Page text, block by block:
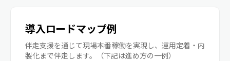
導入ロードマップ例
伴走支援を通じて現場本番稼働を実現し、運用定着・内
製化まで伴走します。（下記は進め方の一例）